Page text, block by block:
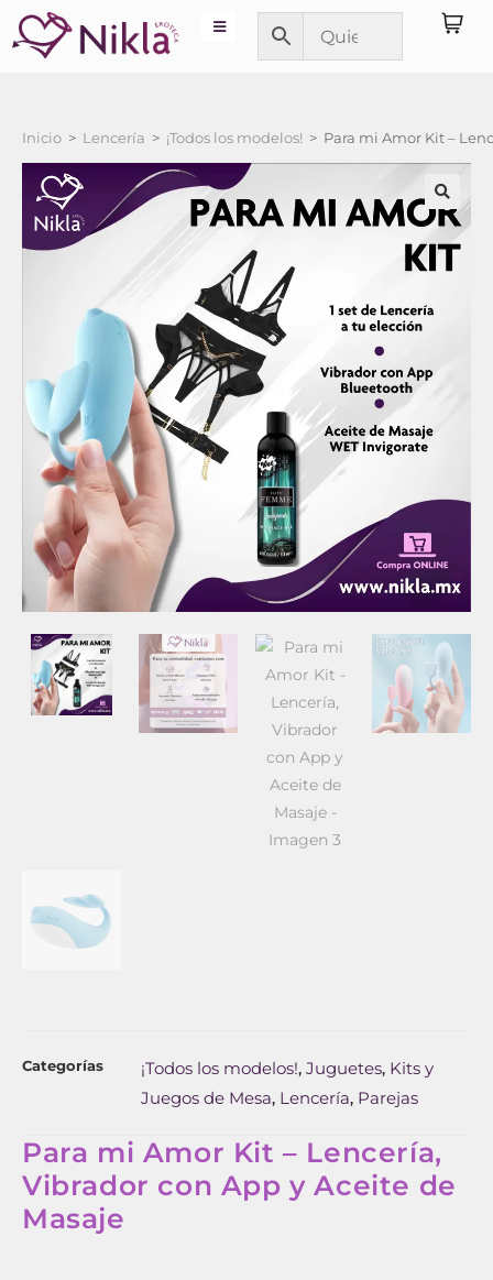
Inicio > Lencería > ¡Todos los modelos! > Para mi Amor Kit –
Categorías ¡Todos los modelos!, Juguetes, Kits y
Juegos de Mesa, Lencería, Parejas
Para mi Amor Kit – Lencería,
Vibrador con App y Aceite de
Masaje